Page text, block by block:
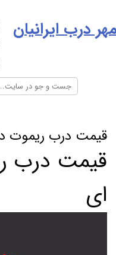
درب ایرانیان
قیمت درب ریموت
قیمت درب
ای